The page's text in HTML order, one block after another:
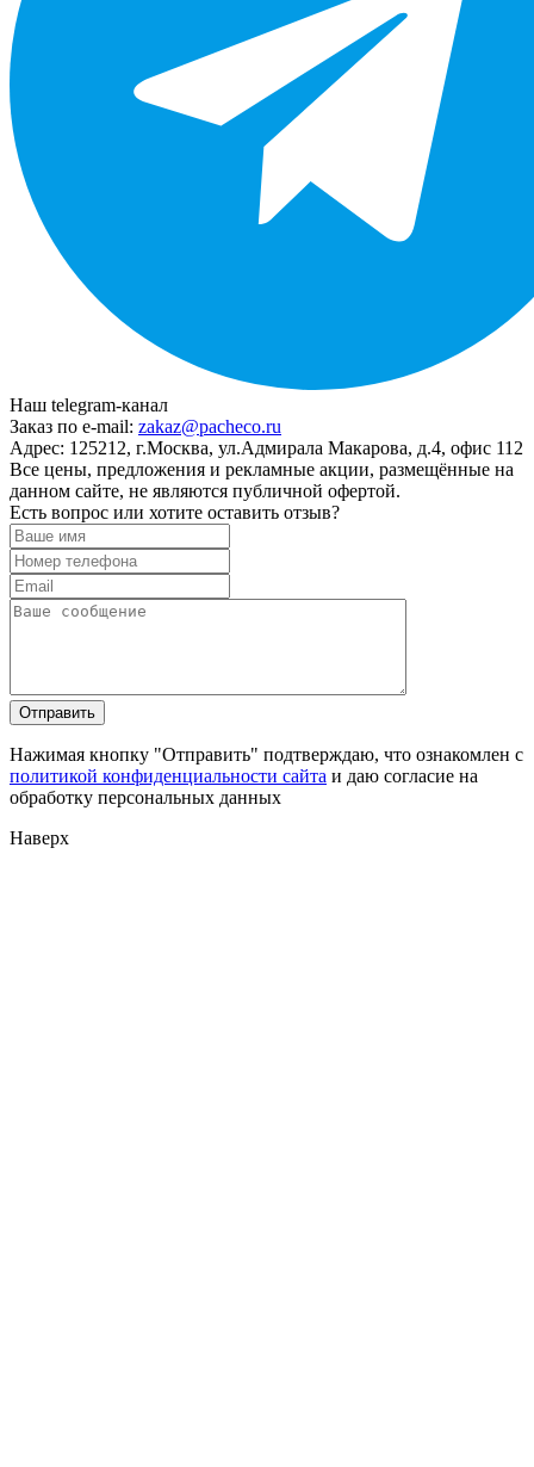
Наш telegram-канал
Заказ по e-mail: zakaz@pacheco.ru
Адрес: 125212, г.Москва, ул.Адмирала Макарова, д.4, офис 112
Все цены, предложения и рекламные акции, размещённые на
данном сайте, не являются публичной офертой.
Есть вопрос или хотите оставить отзыв?
Нажимая кнопку "Отправить" подтверждаю, что ознакомлен с
политикой конфиденциальности сайта и даю согласие на
обработку персональных данных
Наверх